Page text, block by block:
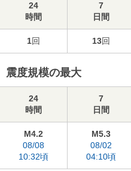
24
時間
7
日間
1回 13回
震度規模の最大
24
時間
7
日間
M4.2
08/08
10:32頃
M5.3
08/02
04:10頃